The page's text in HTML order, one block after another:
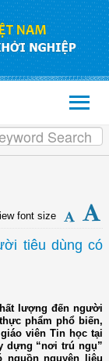
font size
tiêu dùng có
lượng đến người
phẩm phổ biến,
viên Tin học tại
dựng “nơi trú ngụ”
nguyên liệu